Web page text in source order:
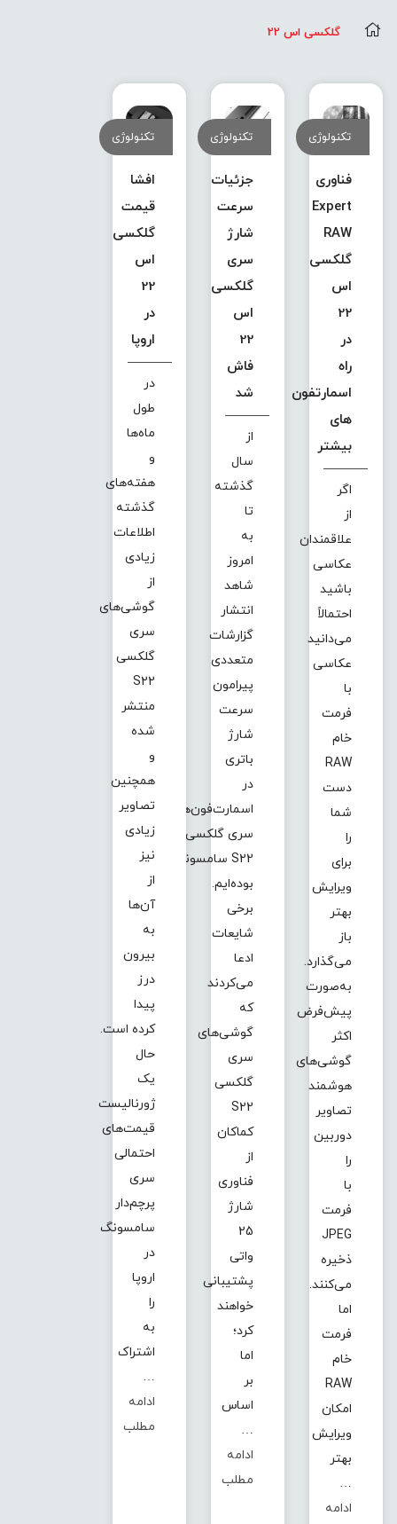
گلکسی اس 22
تکنولوژی
فناوری
Expert
RAW
گلکسی
اس
22
در
راه
اسمارتفون
های
بیشتر
اگر
از
علاقمندان
عکاسی
باشید
احتمالاً
می‌دانید
عکاسی
با
فرمت
خام
RAW
دست
شما
را
برای
ویرایش
بهتر
باز
می‌گذارد.
به‌صورت
پیش‌فرض
اکثر
گوشی‌های
هوشمند
تصاویر
دوربین
را
با
فرمت
JPEG
ذخیره
می‌کنند.
اما
فرمت
خام
RAW
امکان
ویرایش
بهتر
…
ادامه
تکنولوژی
جزئیات
سرعت
شارژ
سری
گلکسی
اس
22
فاش
شد
از
سال
گذشته
تا
به
امروز
شاهد
انتشار
گزارشات
متعددی
پیرامون
سرعت
شارژ
باتری
در
اسمارت‌فون‌های
سری گلکسی
S22 سامسونگ
بوده‌ایم.
برخی
شایعات
ادعا
می‌کردند
که
گوشی‌های
سری
گلکسی
S22
کماکان
از
فناوری
شارژ
25
واتی
پشتیبانی
خواهند
کرد؛
اما
بر
اساس
…
ادامه
مطلب
تکنولوژی
افشا
قیمت
گلکسی
اس
22
در
اروپا
در
طول
ماه‌ها
و
هفته‌های
گذشته
اطلاعات
زیادی
از
گوشی‌های
سری
گلکسی
S22
منتشر
شده
و
همچنین
تصاویر
زیادی
نیز
از
آن‌ها
به
بیرون
درز
پیدا
کرده است.
حال
یک
ژورنالیست
قیمت‌های
احتمالی
سری
پرچم‌دار
سامسونگ
در
اروپا
را
به
اشتراک
…
ادامه
مطلب